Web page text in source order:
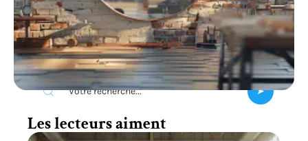
Recherche
Les lecteurs aiment